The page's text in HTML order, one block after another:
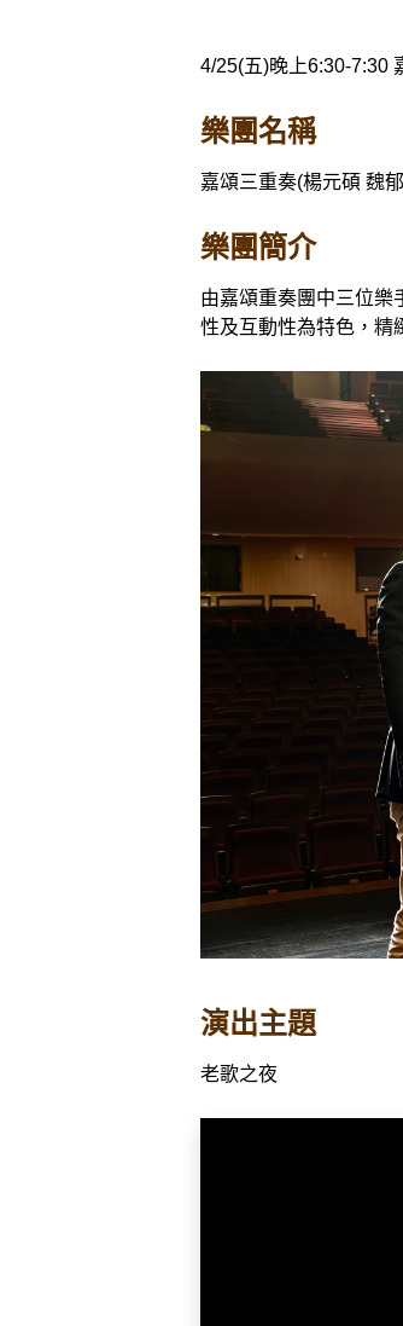
4/25(五)晚上6:30-7:30
樂團名稱
嘉頌三重奏(楊元碩 魏
樂團簡介
由嘉頌重奏團中三位樂
性及互動性為特色，精
演出主題
老歌之夜